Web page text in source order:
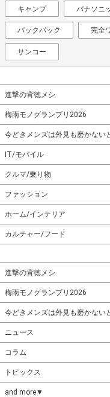
キャンプ パナソニ
バックパック 完全
サンコー
進撃の背徳メシ
梅雨モノグランプリ2026
今どきメンズは外見も磨かない
IT/モバイル
クルマ/乗り物
ファッション
ホーム/インテリア
カルチャー/フード
進撃の背徳メシ
梅雨モノグランプリ2026
今どきメンズは外見も磨かない
ニュース
コラム
トピックス
and more▼